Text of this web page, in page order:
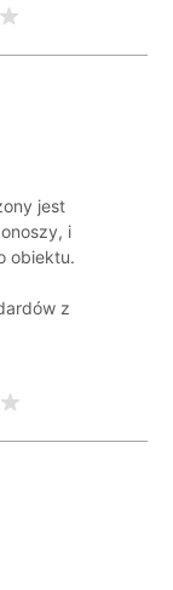
jest
i
obiektu.
z